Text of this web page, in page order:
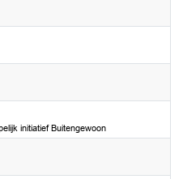
initiatief Buitengewoon